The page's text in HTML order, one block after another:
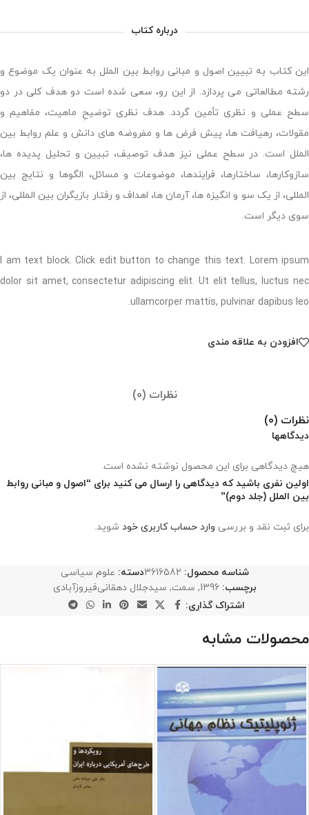
درباره کتاب
این کتاب به تبیین اصول و مبانی روابط بین الملل به عنوان یک موضوع و
رشته مطالعاتی می پردازد. از این رو، سعی شده است دو هدف کلی در دو
سطح عملی و نظری تأمین گردد. هدف نظری توضیحِ ماهیت، مفاهیم و
مقولات، رهیافت ها، پیش فرض ها و مفروضه های دانش و علم روابط بین
الملل است. در سطح عملی نیز هدف توصیف، تبیین و تحلیل پدیده ها،
سازوکارها، ساختارها، فرایندها، موضوعات و مسائل، الگوها و نتایج بین
المللی، از یک سو و انگیزه ها، آرمان ها، اهداف و رفتار بازیگران بین المللی، از
سوی دیگر است.
I am text block. Click edit button to change this text. Lorem ipsum
dolor sit amet, consectetur adipiscing elit. Ut elit tellus, luctus nec
ullamcorper mattis, pulvinar dapibus leo.
افزودن به علاقه مندی
نظرات (0)
نظرات (0)
دیدگاهها
هیچ دیدگاهی برای این محصول نوشته نشده است.
اولین نفری باشید که دیدگاهی را ارسال می کنید برای “اصول و مبانی روابط
بین الملل (جلد دوم)”
برای ثبت نقد و بررسی وارد حساب کاربری خود شوید.
شناسه محصول: 3616582دسته: علوم سیاسی
برچسب: 1396
, سمت, سیدجلال دهقانی‌فیروز‌آبادی
اشتراک گذاری:
محصولات مشابه